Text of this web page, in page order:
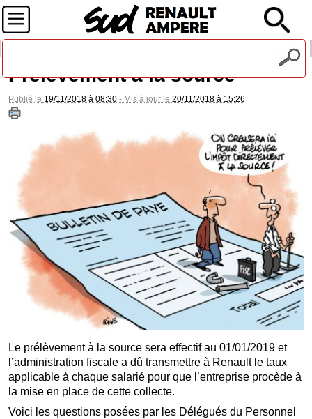
Prélèvement à la source
Publié le 19/11/2018 à 08:30- Mis à jour le 20/11/2018 à 15:26
Le prélèvement à la source sera effectif au 01/01/2019 et
l’administration fiscale a dû transmettre à Renault le taux
applicable à chaque salarié pour que l’entreprise procède à
la mise en place de cette collecte.
Voici les questions posées par les Délégués du Personnel